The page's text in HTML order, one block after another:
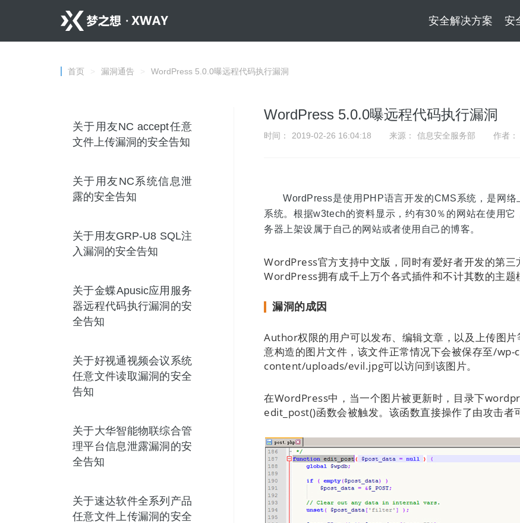
安全解决方案 安
首页 漏洞通告 WordPress 5.0.0曝远程代码执行漏洞
关于用友NC accept任意
文件上传漏洞的安全告知
关于用友NC系统信息泄
露的安全告知
关于用友GRP-U8 SQL注
入漏洞的安全告知
关于金蝶Apusic应用服务
器远程代码执行漏洞的安
全告知
关于好视通视频会议系统
任意文件读取漏洞的安全
告知
关于大华智能物联综合管
理平台信息泄露漏洞的安
全告知
关于速达软件全系列产品
任意文件上传漏洞的安全
WordPress 5.0.0曝远程代码执行漏洞
时间： 2019-02-26 16:04:18 来源： 信息安全服务部 作者：
WordPress是使用PHP语言开发的CMS系统，是网
系统。根据w3tech的资料显示，约有30％的网站在使用
务器上架设属于自己的网站或者使用自己的博客。
WordPress官方支持中文版，同时有爱好者开发的第三
WordPress拥有成千上万个各式插件和不计其数的主题
漏洞的成因
Author权限的用户可以发布、编辑文章，以及上传图
意构造的图片文件，该文件正常情况下会被保存至/
content/uploads/evil.jpg可以访问到该图片。
在WordPress中，当一个图片被更新时，目录下
edit_post()函数会被触发。该函数直接操作了由攻击者